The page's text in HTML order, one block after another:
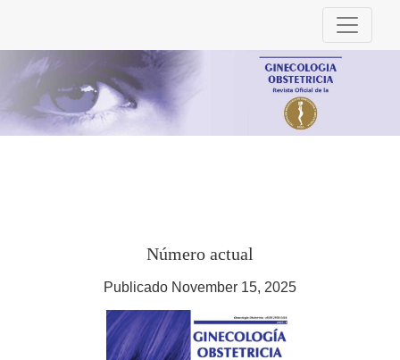
Ginecología Obstetricia. Revista Oficial
Número actual
Publicado November 15, 2025